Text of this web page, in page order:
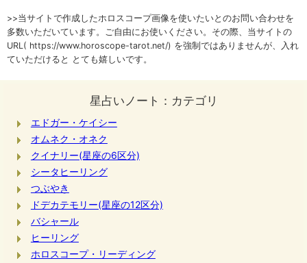
>>当サイトで作成したホロスコープ画像を使いたいとのお問い合わせを
多数いただいています。ご自由にお使いください。その際、当サイトの
URL( https://www.horoscope-tarot.net/) を強制ではありませんが、入れ
ていただけると とても嬉しいです。
星占いノート：カテゴリ
エドガー・ケイシー
オムネク・オネク
クイナリー(星座の6区分)
シータヒーリング
つぶやき
ドデカテモリー(星座の12区分)
バシャール
ヒーリング
ホロスコープ・リーディング